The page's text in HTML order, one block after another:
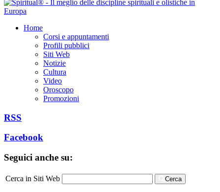
Home
Corsi e appuntamenti
Profili pubblici
Siti Web
Notizie
Cultura
Video
Oroscopo
Promozioni
RSS
Facebook
Seguici anche su:
Cerca in Siti Web Cerca